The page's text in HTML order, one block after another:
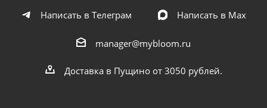
Написать в Телеграм
Написать в Мах
manager@mybloom.ru
Доставка в Пущино от 3050 рублей.